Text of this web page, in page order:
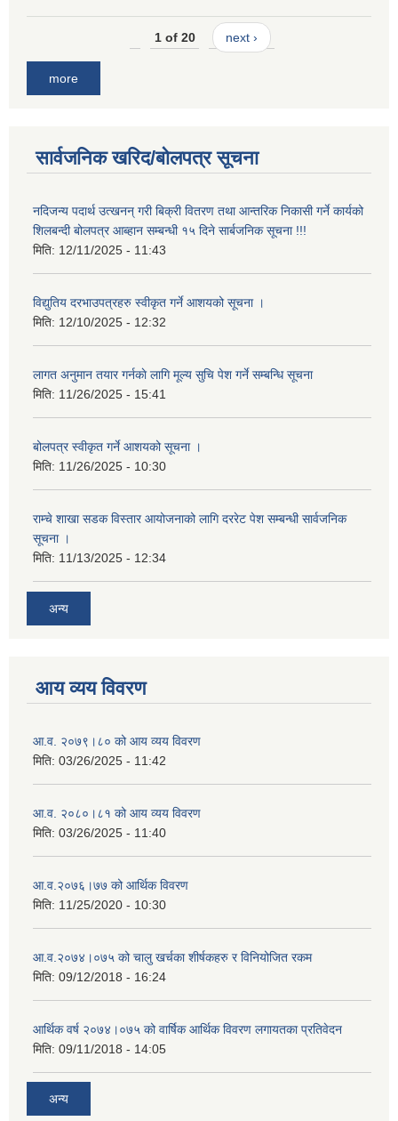
1 of 20 next ›
more
सार्वजनिक खरिद/बोलपत्र सूचना
नदिजन्य पदार्थ उत्खनन् गरी बिक्री वितरण तथा आन्तरिक निकासी गर्ने कार्यको
शिलबन्दी बोलपत्र आब्हान सम्बन्धी १५ दिने सार्बजनिक सूचना !!!
मिति: 12/11/2025 - 11:43
विद्युतिय दरभाउपत्रहरु स्वीकृत गर्ने आशयको सूचना ।
मिति: 12/10/2025 - 12:32
लागत अनुमान तयार गर्नकाे लागि मूल्य सुचि पेश गर्ने सम्बन्धि सूचना
मिति: 11/26/2025 - 15:41
बोलपत्र स्वीकृत गर्ने आशयको सूचना ।
मिति: 11/26/2025 - 10:30
राम्चे शाखा सडक विस्तार आयोजनाको लागि दररेट पेश सम्बन्धी सार्वजनिक
सूचना ।
मिति: 11/13/2025 - 12:34
अन्य
आय व्यय विवरण
आ.व. २०७९।८० को आय व्यय विवरण
मिति: 03/26/2025 - 11:42
आ.व. २०८०।८१ को आय व्यय विवरण
मिति: 03/26/2025 - 11:40
आ.व.२०७६।७७ को आर्थिक विवरण
मिति: 11/25/2020 - 10:30
आ.व.२०७४।०७५ को चालु खर्चका शीर्षकहरु र विनियोजित रकम
मिति: 09/12/2018 - 16:24
आर्थिक वर्ष २०७४।०७५ को वार्षिक आर्थिक विवरण लगायतका प्रतिवेदन
मिति: 09/11/2018 - 14:05
अन्य